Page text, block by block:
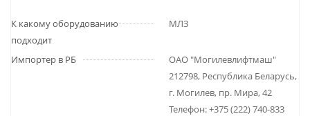
К какому оборудованию
подходит
МЛЗ
Импортер в РБ
ОАО "Могилевлифтмаш"
212798, Республика Беларусь,
г. Могилев, пр. Мира, 42
Телефон: +375 (222) 740-833